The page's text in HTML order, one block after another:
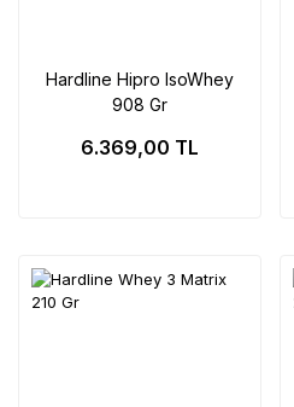
Hardline Hipro IsoWhey
908 Gr
6.369,00 TL